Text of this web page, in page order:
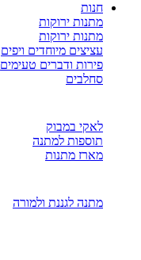
חנות
מתנות ירוקות
מתנות ירוקות
עציצים מיוחדים ויפים
פירות ודברים טעימים
סחלבים
לאקי במבוק
תוספות למתנה
מארז מתנות
מתנה לגננת ולמורה